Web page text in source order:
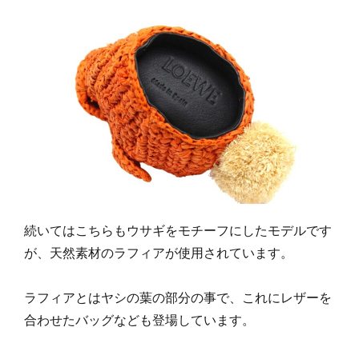
続いてはこちらもウサギをモチーフにしたモデルです
が、天然素材のラフィアが使用されています。
ラフィアとはヤシの葉の部分の事で、これにレザーを
合わせたバッグなども登場しています。